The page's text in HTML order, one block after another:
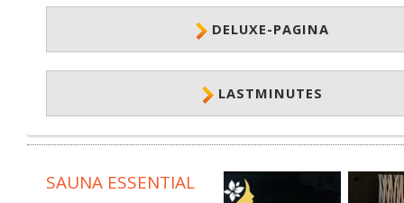
DELUXE-PAGINA
LASTMINUTES
SAUNA ESSENTIAL